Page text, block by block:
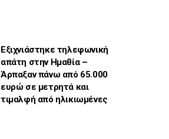
Εξιχνιάστηκε τηλεφωνική
απάτη στην Ημαθία –
Άρπαξαν πάνω από 65.000
ευρώ σε μετρητά και
τιμαλφή από ηλικιωμένες